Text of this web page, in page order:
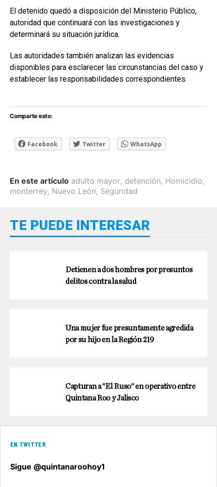
El detenido quedó a disposición del Ministerio Público,
autoridad que continuará con las investigaciones y
determinará su situación jurídica.
Las autoridades también analizan las evidencias
disponibles para esclarecer las circunstancias del caso y
establecer las responsabilidades correspondientes.
Comparte esto:
Facebook Twitter WhatsApp
En este artículo adulto mayor, detención, Homicidio,
monterrey, Nuevo León, Seguridad
TE PUEDE INTERESAR
Detienen a dos hombres por presuntos
delitos contra la salud
Una mujer fue presuntamente agredida
por su hijo en la Región 219
Capturan a “El Ruso” en operativo entre
Quintana Roo y Jalisco
EN TWITTER
Sigue @quintanaroohoy1